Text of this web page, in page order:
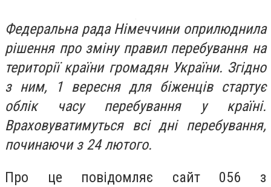
Федеральна рада Німеччини оприлюднила
рішення про зміну правил перебування на
території країни громадян України. Згідно
з ним, 1 вересня для біженців стартує
облік часу перебування у країні.
Враховуватимуться всі дні перебування,
починаючи з 24 лютого.
Про це повідомляє сайт 056 з